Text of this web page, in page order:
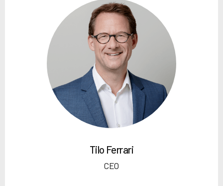
Tilo Ferrari
CEO